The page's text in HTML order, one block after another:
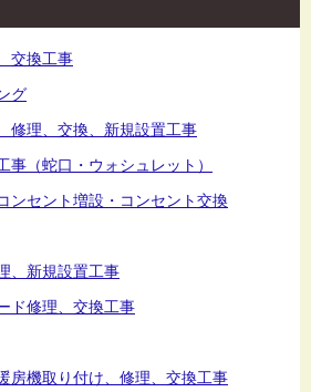
交換工事
グ
修理、交換、新規設置工事
事（蛇口・ウォシュレット）
ンセント増設・コンセント交換
、新規設置工事
ド修理、交換工事
房機取り付け、修理、交換工事